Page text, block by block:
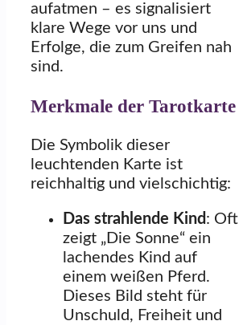
aufatmen – es signalisiert
klare Wege vor uns und
Erfolge, die zum Greifen nah
sind.
Merkmale der Tarotkarte
Die Symbolik dieser
leuchtenden Karte ist
reichhaltig und vielschichtig:
Das strahlende Kind : Oft
zeigt „Die Sonne“ ein
lachendes Kind auf
einem weißen Pferd.
Dieses Bild steht für
Unschuld, Freiheit und